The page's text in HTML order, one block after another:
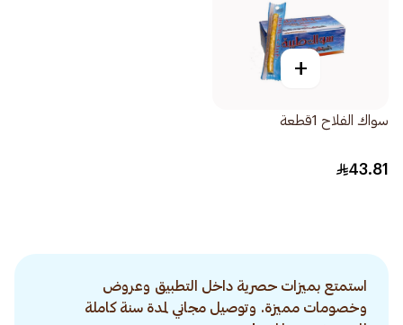
+
سواك الفلاح 1قطعة
43.81
استمتع بميزات حصرية داخل التطبيق وعروض
وخصومات مميزة. وتوصيل مجاني لمدة سنة كاملة